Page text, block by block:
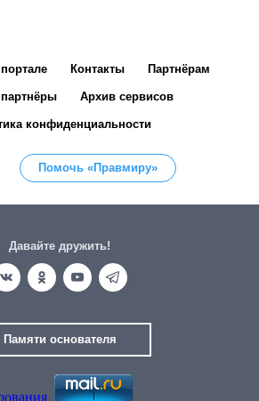
Контакты Партнёрам
Архив сервисов
конфиденциальности
Помочь «Правмиру»
Давайте дружить!
Памяти основателя